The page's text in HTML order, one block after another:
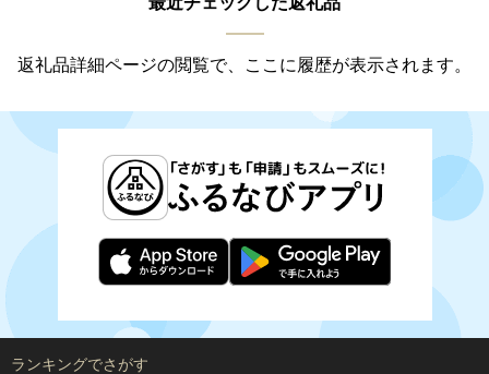
返礼品詳細ページの閲覧で、ここに履歴が表示されます。
ランキングでさがす